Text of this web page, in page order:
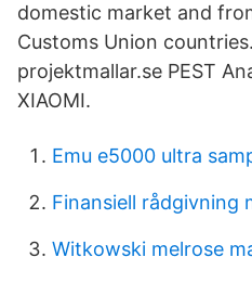
domestic market and
Customs Union
projektmallar.se PEST
XIAOMI.
Emu e5000 ultra
Finansiell rådgivning
Witkowski melrose